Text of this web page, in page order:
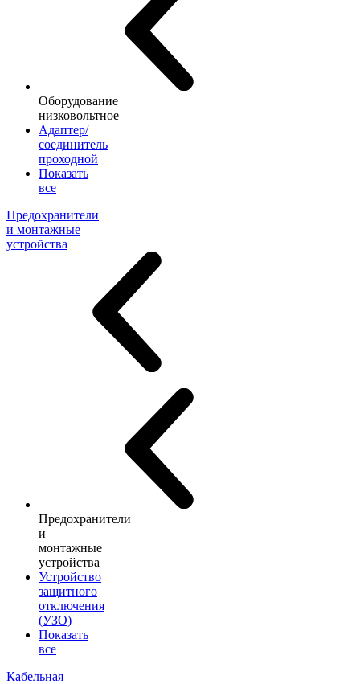
Оборудование
низковольтное
Адаптер/
соединитель
проходной
Показать
все
Предохранители
и монтажные
устройства
Предохранители
и
монтажные
устройства
Устройство
защитного
отключения
(УЗО)
Показать
все
Кабельная